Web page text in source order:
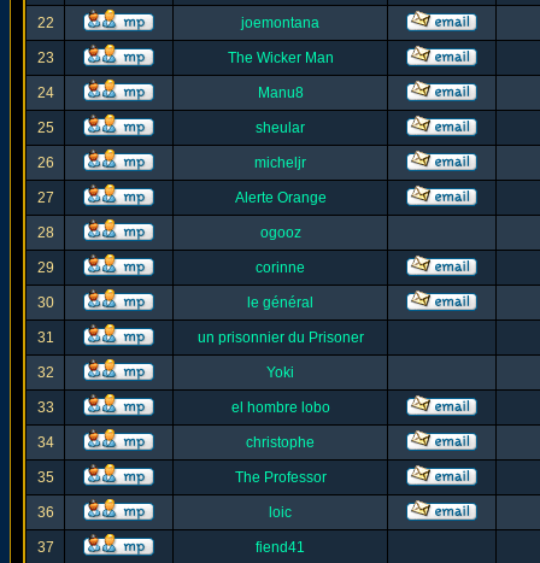
22 joemontana
23 The Wicker Man
24 Manu8
25 sheular
26 micheljr
27 Alerte Orange
28 ogooz
29 corinne
30 le général
31 un prisonnier du Prisoner
32 Yoki
33 el hombre lobo
34 christophe
35 The Professor
36 loic
37 fiend41